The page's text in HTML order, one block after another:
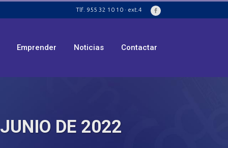
Tlf. 955 32 10 10 · ext.4
Emprender Noticias Contactar
DE 2022